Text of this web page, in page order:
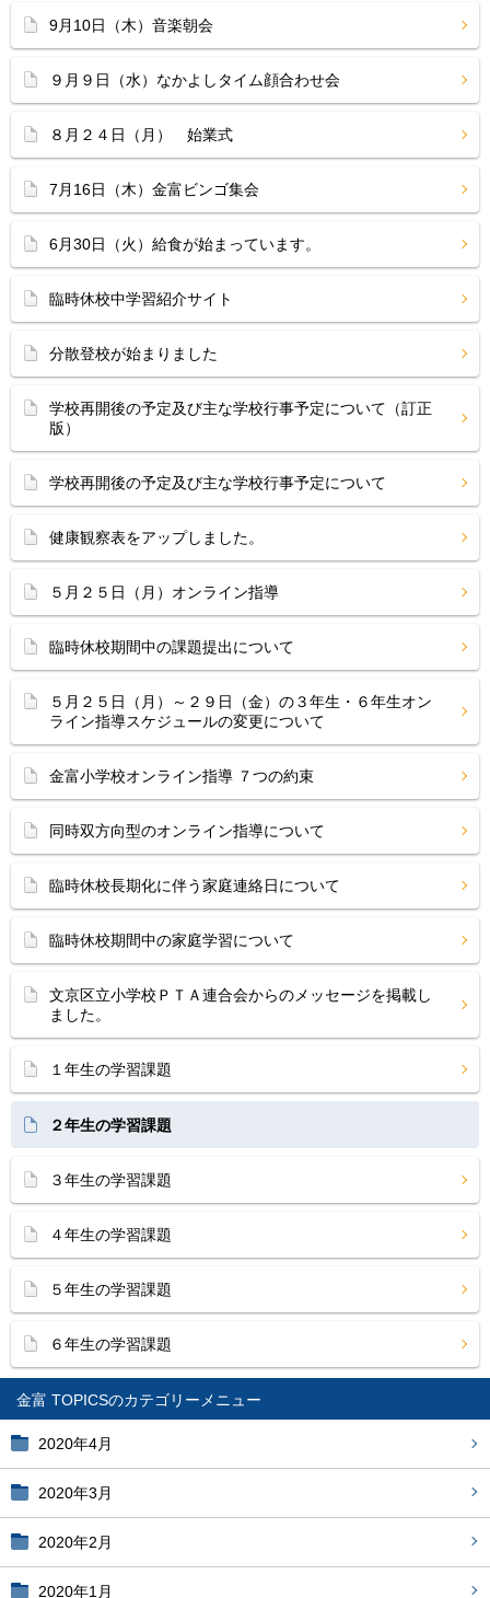
金富 TOPICS
2020年4月
2020年3月
2020年2月
2020年1月
9月10日（木）音楽朝会
９月９日（水）なかよしタイム顔合わせ会
８月２４日（月） 始業式
7月16日（木）金富ビンゴ集会
6月30日（火）給食が始まっています。
臨時休校中学習紹介サイト
分散登校が始まりました
学校再開後の予定及び主な学校行事予定について（訂正
版）
学校再開後の予定及び主な学校行事予定について
健康観察表をアップしました。
５月２５日（月）オンライン指導
臨時休校期間中の課題提出について
５月２５日（月）～２９日（金）の３年生・６年生オン
ライン指導スケジュールの変更について
金富小学校オンライン指導 ７つの約束
同時双方向型のオンライン指導について
臨時休校長期化に伴う家庭連絡日について
臨時休校期間中の家庭学習について
文京区立小学校ＰＴＡ連合会からのメッセージを掲載し
ました。
１年生の学習課題
２年生の学習課題
３年生の学習課題
４年生の学習課題
５年生の学習課題
６年生の学習課題